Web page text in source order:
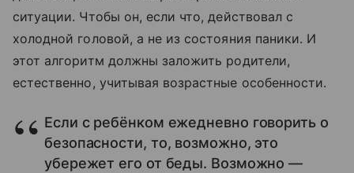
ситуации. Чтобы он, если что, действовал с
холодной головой, а не из состояния паники. И
этот алгоритм должны заложить родители,
естественно, учитывая возрастные особенности.
Если с ребёнком ежедневно говорить о
безопасности, то, возможно, это
убережет его от беды. Возможно —